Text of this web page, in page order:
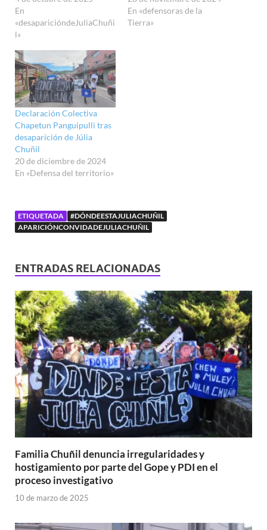
En
«desaparicióndeJuliaChuñi
l»
En «defensoras de la
Tierra»
Declaración Colectiva
Chapetun Panguipulli tras
desaparición de Júlia
Chuñil
20 de diciembre de 2024
En «Defensa del territorio»
ETIQUETADA
#DÓNDEESTAJULIACHUÑIL
APARICIÓNCONVIDADEJULIACHUÑIL
ENTRADAS RELACIONADAS
Familia Chuñil denuncia irregularidades y
hostigamiento por parte del Gope y PDI en el
proceso investigativo
10 de marzo de 2025